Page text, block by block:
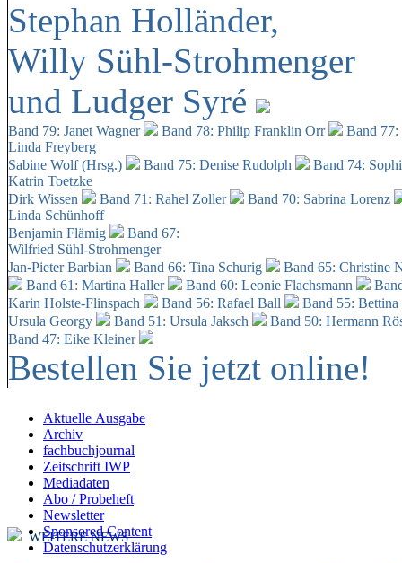
Stephan Holländer,
Willy Sühl-Strohmenger
und Ludger Syré
Band 79: Janet Wagner Band 78: Philip Franklin Orr
Band
Linda Freyberg
Sabine Wolf (Hrsg.)
Band 75: Denise Rudolph
Band 74:
Katrin Toetzke
Dirk Wissen
Band 71: Rahel Zoller
Band 70: Sabrina Lorenz
Linda Schünhoff
Benjamin Flämig
Band 67:
Wilfried Sühl-Strohmenger
Jan-Pieter Barbian
Band 66: Tina Schurig
Band 65: Christine
Band 61: Martina Haller
Band 60: Leonie Flachsmann
Karin Holste-Flinspach
Band 56: Rafael Ball
Band 55:
Ursula Georgy
Band 51: Ursula Jaksch Band 50: Hermann
Band 47: Eike Kleiner
Bestellen Sie jetzt online!
Aktuelle Ausgabe
Archiv
fachbuchjournal
Zeitschrift IWP
Mediadaten
Abo / Probeheft
Newsletter
Sponsored Content
Datenschutzerklärung
WEITERE NEWS